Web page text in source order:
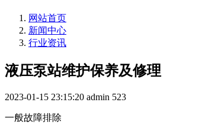
网站首页
新闻中心
行业资讯
液压泵站维护保养及修理
2023-01-15 23:15:20 admin 523
一般故障排除